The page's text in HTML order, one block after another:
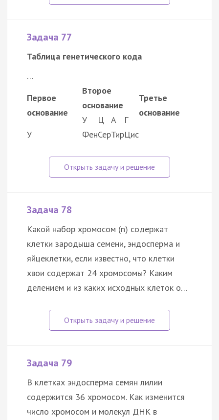
Задача 77
Таблица генетического кода
…
Первое
основание
Второе
основание
Третье
основание
У Ц А
Г
У
ФенСерТирЦис
Задача 78
Какой набор хромосом (n) содержат
клетки зародыша семени, эндосперма и
яйцеклетки, если известно, что клетки
хвои содержат 24 хромосомы? Каким
делением и из каких исходных клеток о…
Задача 79
В клетках эндосперма семян лилии
содержится 36 хромосом. Как изменится
число хромосом и молекул ДНК в